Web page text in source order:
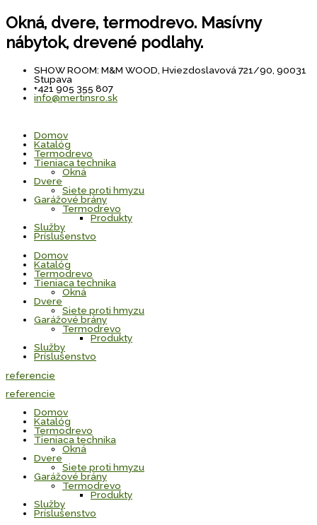
obsah
Okná, dvere, termodrevo. Masívny
nábytok, drevené podlahy.
SHOW ROOM: M&M WOOD, Hviezdoslavová 721/90, 90031
Stupava
+421 905 355 807
info@mertinsro.sk
Domov
Katalóg
Termodrevo
Tieniaca technika
Okná
Dvere
Siete proti hmyzu
Garážové brány
Termodrevo
Produkty
Služby
Príslušenstvo
Domov
Katalóg
Termodrevo
Tieniaca technika
Okná
Dvere
Siete proti hmyzu
Garážové brány
Termodrevo
Produkty
Služby
Príslušenstvo
referencie
referencie
Domov
Katalóg
Termodrevo
Tieniaca technika
Okná
Dvere
Siete proti hmyzu
Garážové brány
Termodrevo
Produkty
Služby
Príslušenstvo